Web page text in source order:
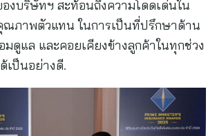
งบริษัทฯ สะท้อนถึงความโดดเด่นใน
ภาพตัวแทน ในการเป็นที่ปรึกษาด้าน
ดูแล และคอยเคียงข้างลูกค้าในทุกช่วง
เป็นอย่างดี.